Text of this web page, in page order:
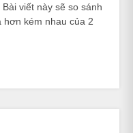
viết này sẽ so sánh
kém nhau của 2